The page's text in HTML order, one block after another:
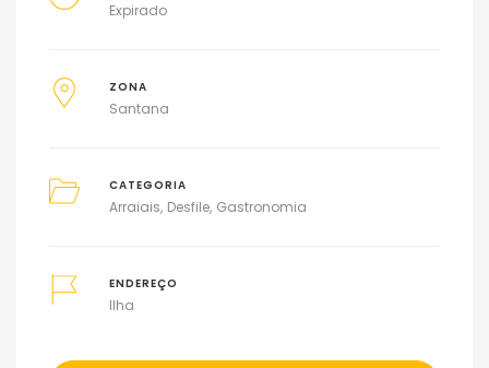
Expirado
ZONA
Santana
CATEGORIA
Arraiais Desfile Gastronomia
ENDEREÇO
Ilha